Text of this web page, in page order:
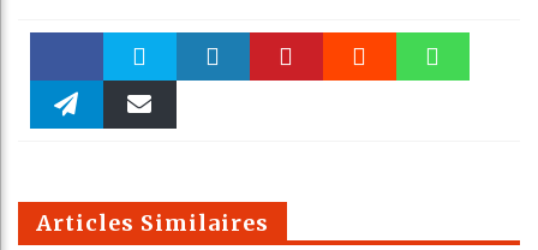
Faceboo Twitter
m
Articles Similaires